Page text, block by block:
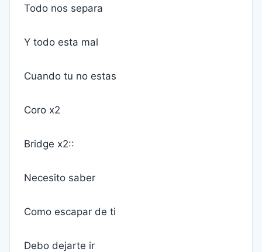
Todo nos separa
Y todo esta mal
Cuando tu no estas
Coro x2
Bridge x2::
Necesito saber
Como escapar de ti
Debo dejarte ir